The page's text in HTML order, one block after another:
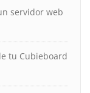
servidor web
tu Cubieboard